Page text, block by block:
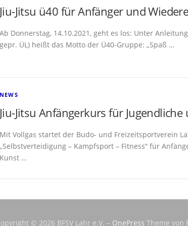
Jiu-Jitsu ü40 für Anfänger und
Ab Donnerstag, 14.10.2021, geht es los: Unter
gepr. ÜL) heißt das Motto der Ü40-Gruppe: „Spaß …
NEWS
Jiu-Jitsu Anfängerkurs für Jugendliche
Mit Vollgas startet der Budo- und Freizeitsportverein
„Selbstverteidigung – Kampfsport – Fitness“ für
Kunst …
© 2026 BFSV Lahr e.V. – OnePress Theme von